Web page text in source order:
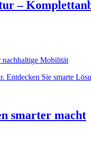
–
Sie smarte
smarter macht